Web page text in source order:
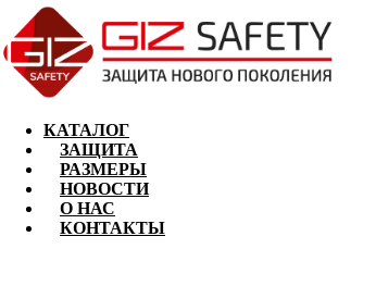
КАТАЛОГ
ЗАЩИТА
РАЗМЕРЫ
НОВОСТИ
О НАС
КОНТАКТЫ